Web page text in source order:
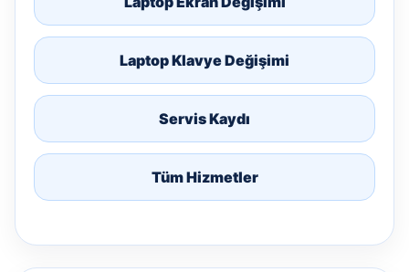
Laptop Klavye Değişimi
Servis Kaydı
Tüm Hizmetler